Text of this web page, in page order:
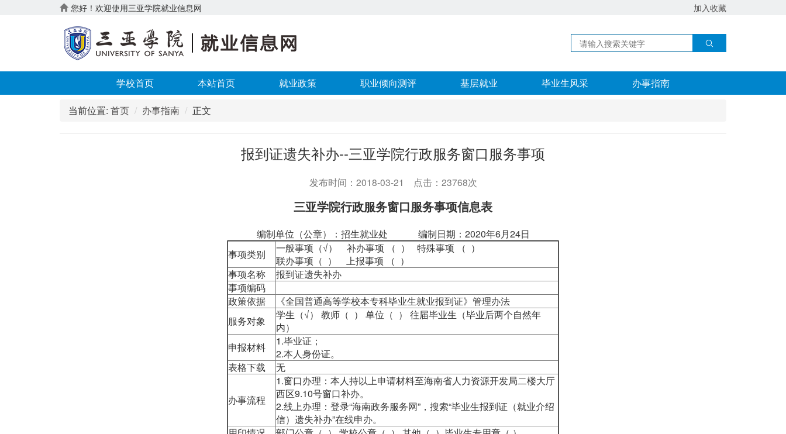
您好！欢迎使用三亚学院就业信息网 加入收藏
学校首页 本站首页 就业政策 职业倾向测评 基层就业 毕业生风采 办事指南
当前位置: 首页 办事指南 正文
报到证遗失补办--三亚学院行政服务窗口服务事项
发布时间：2018-03-21 点击：23768次
三亚学院行政服务窗口服务事项信息表
编制单位（公章）：招生就业处 编制日期：2020年6月24日
事项类别
一般事项（√） 补办事项 （ ） 特殊事项 （ ）
联办事项（ ） 上报事项 （ ）
事项名称
报到证遗失补办
事项编码
政策依据
《全国普通高等学校本专科毕业生就业报到证》管理办法
服务对象
学生（√） 教师（ ） 单位（ ） 往届毕业生（毕业后两个自然年
内）
申报材料
1.毕业证；
2.本人身份证。
表格下载
无
办事流程
1.窗口办理：本人持以上申请材料至海南省人力资源开发局二楼大厅
西区9.10号窗口补办。
2.线上办理：登录“海南政务服务网”，搜索“毕业生报到证（就业介绍
信）遗失补办”在线申办。